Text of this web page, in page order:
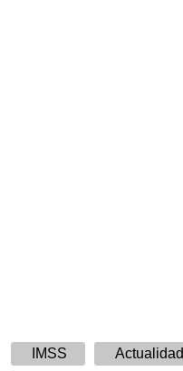
IMSS Actualidad